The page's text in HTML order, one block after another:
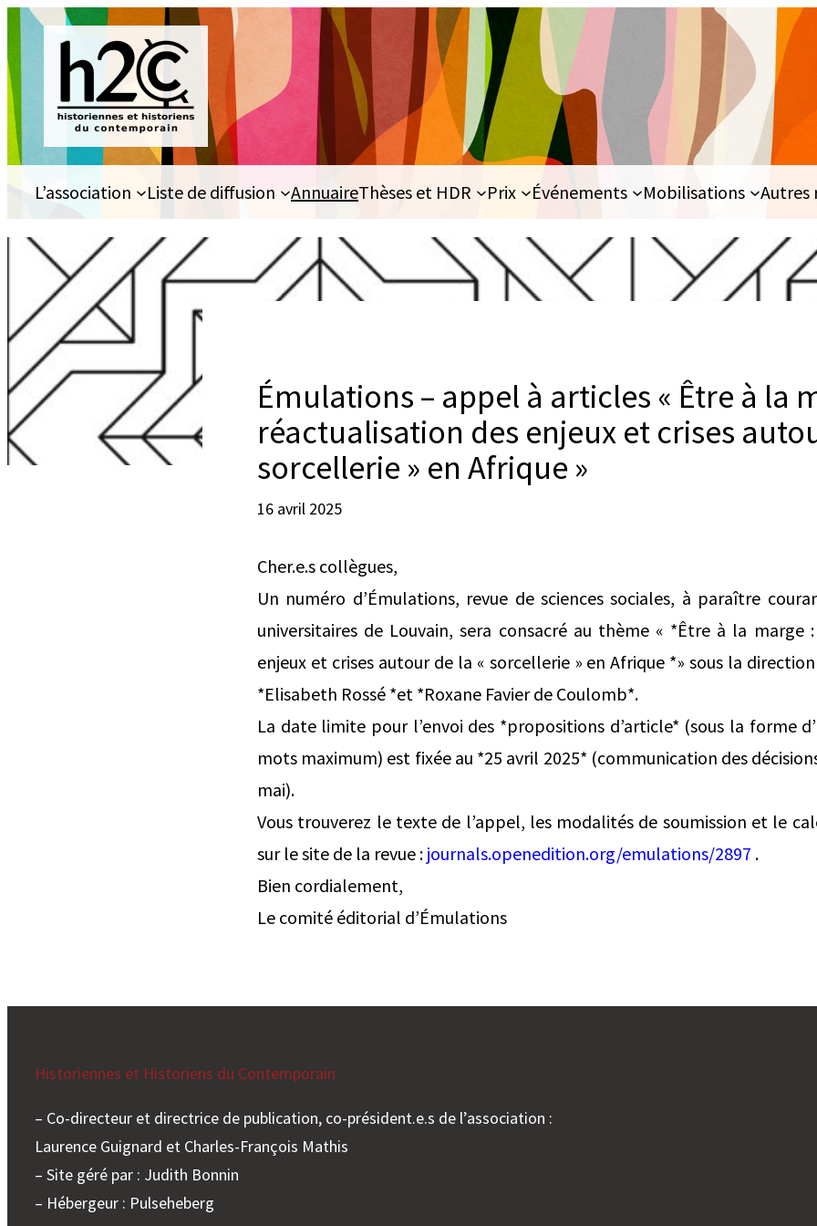
Aller
au
contenu
L’association Liste de diffusion AnnuaireThèses et HDR Prix Événements Mobilisations Autres
Émulations – appel à articles « Être à la
réactualisation des enjeux et crises
sorcellerie » en Afrique »
16 avril 2025
Cher.e.s collègues,
Un numéro d’Émulations, revue de sciences sociales, à paraître
universitaires de Louvain, sera consacré au thème « *Être à la marge
enjeux et crises autour de la « sorcellerie » en Afrique *» sous la
*Elisabeth Rossé *et *Roxane Favier de Coulomb*.
La date limite pour l’envoi des *propositions d’article* (sous la forme
mots maximum) est fixée au *25 avril 2025* (communication des
mai).
Vous trouverez le texte de l’appel, les modalités de soumission et le
sur le site de la revue : journals.openedition.org/emulations/2897 .
Bien cordialement,
Le comité éditorial d’Émulations
Historiennes et Historiens du Contemporain
– Co-directeur et directrice de publication, co-président.e.s de l’association :
Laurence Guignard et Charles-François Mathis
– Site géré par : Judith Bonnin
– Hébergeur : Pulseheberg